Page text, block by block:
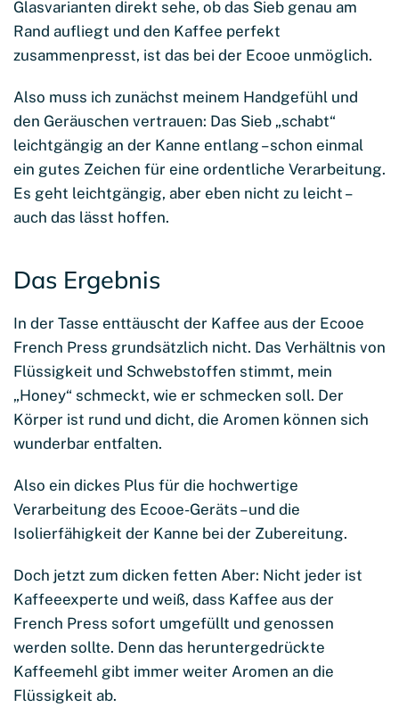
Glasvarianten direkt sehe, ob das Sieb genau am
Rand aufliegt und den Kaffee perfekt
zusammenpresst, ist das bei der Ecooe unmöglich.
Also muss ich zunächst meinem Handgefühl und
den Geräuschen vertrauen: Das Sieb „schabt“
leichtgängig an der Kanne entlang – schon einmal
ein gutes Zeichen für eine ordentliche Verarbeitung.
Es geht leichtgängig, aber eben nicht zu leicht –
auch das lässt hoffen.
Das Ergebnis
In der Tasse enttäuscht der Kaffee aus der Ecooe
French Press grundsätzlich nicht. Das Verhältnis von
Flüssigkeit und Schwebstoffen stimmt, mein
„Honey“ schmeckt, wie er schmecken soll. Der
Körper ist rund und dicht, die Aromen können sich
wunderbar entfalten.
Also ein dickes Plus für die hochwertige
Verarbeitung des Ecooe-Geräts – und die
Isolierfähigkeit der Kanne bei der Zubereitung.
Doch jetzt zum dicken fetten Aber: Nicht jeder ist
Kaffeeexperte und weiß, dass Kaffee aus der
French Press sofort umgefüllt und genossen
werden sollte. Denn das heruntergedrückte
Kaffeemehl gibt immer weiter Aromen an die
Flüssigkeit ab.